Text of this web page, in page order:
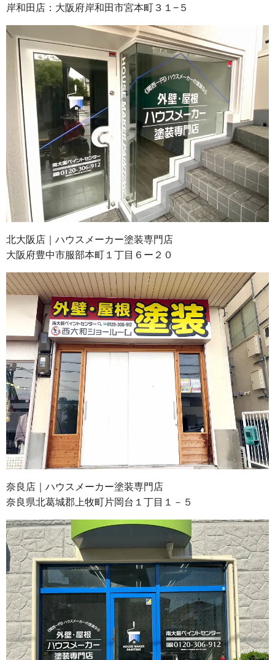
岸和田店：大阪府岸和田市宮本町３１−５
北大阪店｜ハウスメーカー塗装専門店
大阪府豊中市服部本町１丁目６ー２０
奈良店｜ハウスメーカー塗装専門店
奈良県北葛城郡上牧町片岡台１丁目１－５